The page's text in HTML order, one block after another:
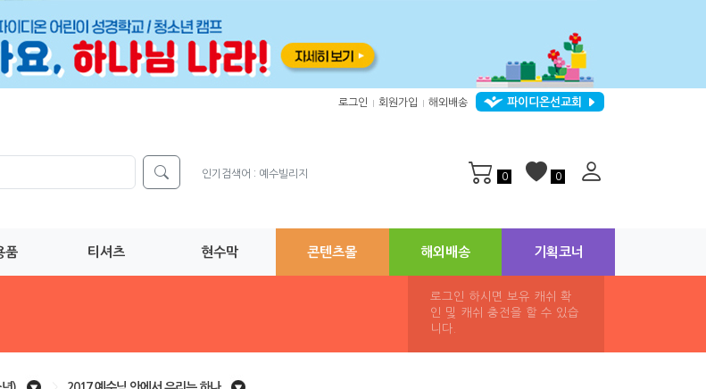
로그인 회원가입 해외배송 파이디온선교회
인기검색어 : 예수빌리지 0 0
품 티셔츠 현수막 콘텐츠몰 해외배송 기획코너
로그인 하시면 보유 캐쉬 확
인 및 캐쉬 충전을 할 수 있습
니다.